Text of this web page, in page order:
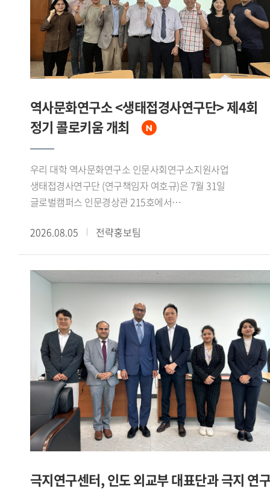
자료를 폭넓게 수집했다. 특히 중 러 접경지대인 어얼구나강
유역과 만주리 일대에서 확인된 문화 요소들은 현지
소수민족의 문화와도 맞물리며 지역적 특색을 이루고 있었다.
수집된 성과는 향후 연구와 교육에 활용될 예정이다.
역사문화연구소 <생태접경사연구단> 제4회
정기 콜로키움 개최
우리 대학 역사문화연구소 인문사회연구소지원사업
생태접경사연구단 (연구책임자 여호규)은 7월 31일
글로벌캠퍼스 인문경상관 215호에서
《散頒刑部格》殘卷談起」라는 주제로 제4회 정기
콜로키움을 개최했다. 이번 콜로키움은 현장 강연과 Webex를
통한 온라인 강연을 병행하는 방식으로 진행됐다.이번
콜로키움에서는 중국 법제사와 당대 형벌제도를 연구해 온
陳俊强 臺北大學 역사학과 석좌교수를 초청하여 唐代 流刑의
규정과 실상―돈황 문서 『散頒刑部格』 殘卷을 중심으로
라는 주제로 심도 있는 강연을 진행했다.강연에서는 돈황에서
발견된 『散頒刑部格』 잔권과 『唐律疏議』 등을 바탕으로
당대 유형(流刑)의 법적 규정과 실제 운영 양상을 살펴봤다.
먼저 육형(肉刑) 중심의 고대 형벌체계가 도형(徒刑)과 유형
중심으로 변화하고, 북위 후기에 정식 형벌로 성립한 유형이 수
당대에 오형체계의 하나로 정비되는 과정을 설명했다. 또한
유배 거리와 노역, 현지 호적 편입, 가족의 동행을 비롯하여
사면과 형벌의 가중 등 다양한 운영 방식을 검토했다. 이를 통해
공동체로부터의 분리와 낯선 유배지에 대한 두려움에 기초한
2026.08.05 전략홍보팀
극지연구센터, 인도 외교부 대표단과 극지 연